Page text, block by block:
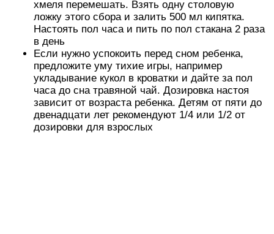
хмеля перемешать. Взять одну столовую
ложку этого сбора и залить 500 мл кипятка.
Настоять пол часа и пить по пол стакана 2 раза
в день
Если нужно успокоить перед сном ребенка,
предложите уму тихие игры, например
укладывание кукол в кроватки и дайте за пол
часа до сна травяной чай. Дозировка настоя
зависит от возраста ребенка. Детям от пяти до
двенадцати лет рекомендуют 1/4 или 1/2 от
дозировки для взрослых